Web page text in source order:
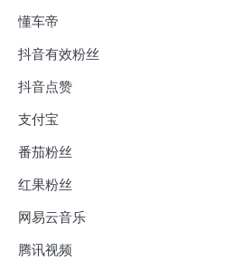
懂车帝
抖音有效粉丝
抖音点赞
支付宝
番茄粉丝
红果粉丝
网易云音乐
腾讯视频